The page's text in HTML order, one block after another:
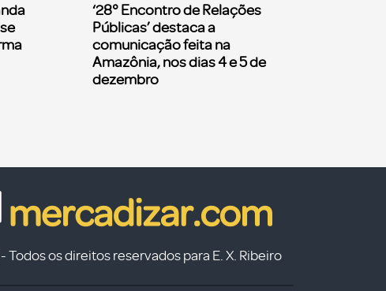
‘28° Encontro de Relações
Públicas’ destaca a
comunicação feita na
Amazônia, nos dias 4 e 5 de
dezembro
Todos os direitos reservados para E. X. Ribeiro